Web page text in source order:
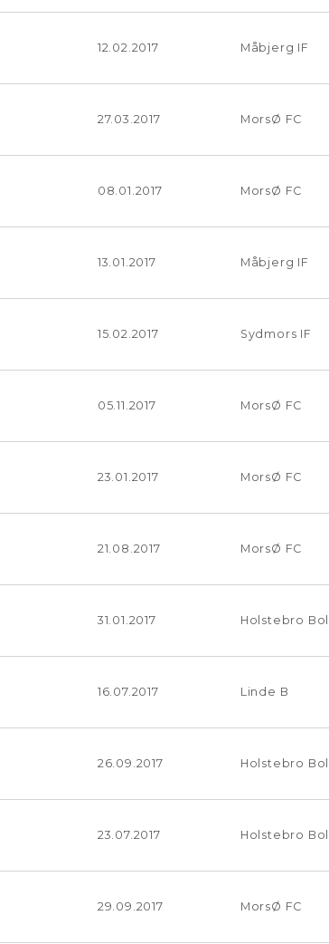
12.02.2017 Måbjerg IF
27.03.2017 MorsØ FC
08.01.2017 MorsØ FC
13.01.2017 Måbjerg IF
15.02.2017 Sydmors IF
05.11.2017 MorsØ FC
23.01.2017 MorsØ FC
21.08.2017 MorsØ FC
31.01.2017 Holstebro
16.07.2017 Linde B
26.09.2017 Holstebro
23.07.2017 Holstebro
29.09.2017 MorsØ FC